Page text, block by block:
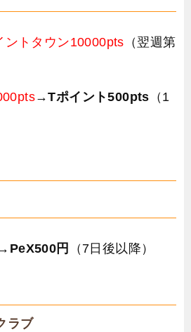
ントタウン10000pts （翌週第
→Tポイント500pts （1
円 （7日後以降）
ラブ